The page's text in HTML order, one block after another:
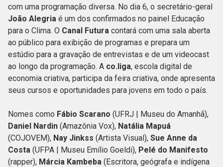
com uma programação diversa. No dia 6, o secretário-geral
João Alegria é um dos confirmados no painel Educação
para o Clima. O Canal Futura contará com uma sala aberta
ao público para exibição de programas e prepara um
estúdio para a gravação de entrevistas e de um videocast
ao longo da programação. A co.liga, escola digital de
economia criativa, participa da feira criativa, onde apresenta
seus cursos e oportunidades para jovens em todo o país.
Nomes como Fábio Scarano (UFRJ | Museu do Amanhã),
Daniel Nardin (Amazônia Vox), Natália Mapuá
(COJOVEM), Nay Jinkss (Artista Visual), Sue Anne da
Costa (UFPA | Museu Emílio Goeldi), Pelé do Manifesto
(rapper), Márcia Kambeba (Escritora, geógrafa e indígena